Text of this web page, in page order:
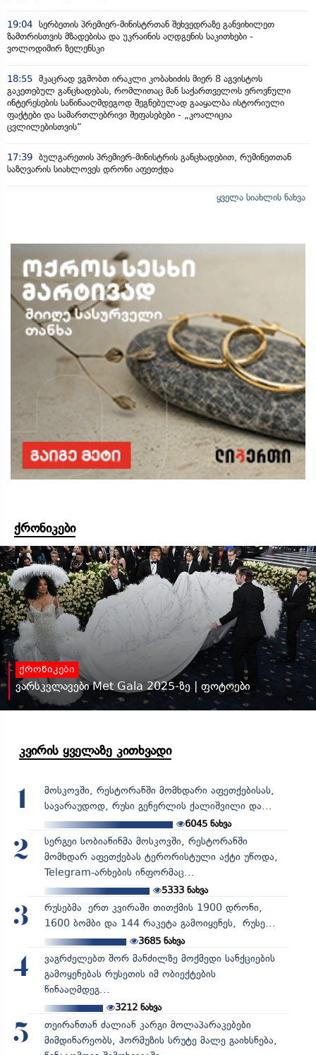
19:04 სერბეთის პრემიერ-მინისტრთან შეხვედრაზე განვიხილეთ
ზამთრისთვის მზადებისა და უკრაინის აღდგენის საკითხები -
ვოლოდიმირ ზელენსკი
18:55 მკაცრად ვგმობთ ირაკლი კობახიძის მიერ 8 აგვისტოს
გაკეთებულ განცხადებას, რომლითაც მან საქართველოს ეროვნული
ინტერესების საწინააღმდეგოდ შეგნებულად გააყალბა ისტორიული
ფაქტები და სამართლებრივი შეფასებები - „კოალიცია
ცვლილებისთვის“
17:39 ბულგარეთის პრემიერ-მინისტრის განცხადებით, რუმინეთთან
საზღვარის სიახლოვეს დრონი აფეთქდა
ყველა სიახლის ნახვა
ქრონიკები
ქრონიკები
ვარსკვლავები Met Gala 2025-ზე | ფოტოები
კვირის ყველაზე კითხვადი
1
მოსკოვში, რესტორანში მომხდარი აფეთქებისას,
სავარაუდოდ, რუსი გენერლის ქალიშვილი და...
6045 ნახვა
2
სერგეი სობიანინმა მოსკოვში, რესტორანში
მომხდარ აფეთქებას ტერორისტული აქტი უწოდა,
Telegram-არხების ინფორმაც...
5333ნახვა
3
რუსებმა ერთ კვირაში თითქმის 1900 დრონი,
1600 ბომბი და 144 რაკეტა გამოიყენეს, რუსე...
3685ნახვა
4
ვაგრძელებთ შორ მანძილზე მოქმედი სანქციების
გამოყენებას რუსეთის იმ ობიექტების
წინააღმდეგ...
3212ნახვა
5
თეირანთან ძალიან კარგი მოლაპარაკებები
მიმდინარეობს, ჰორმუზის სრუტე მალე გაიხსნება,